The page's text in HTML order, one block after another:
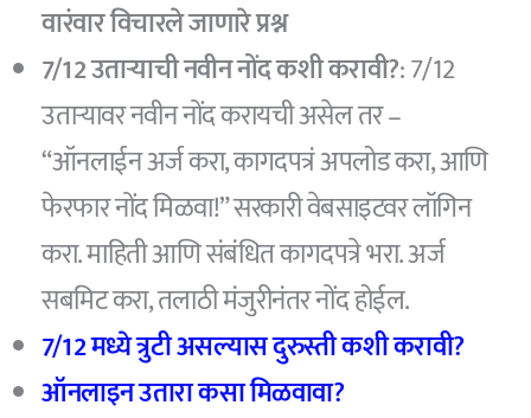
वारंवार विचारले जाणारे प्रश्न
7/12 उताऱ्याची नवीन नोंद कशी करावी?: 7/12
उताऱ्यावर नवीन नोंद करायची असेल तर –
“ऑनलाईन अर्ज करा, कागदपत्रं अपलोड करा, आणि
फेरफार नोंद मिळवा!” सरकारी वेबसाइटवर लॉगिन
करा. माहिती आणि संबंधित कागदपत्रे भरा. अर्ज
सबमिट करा, तलाठी मंजुरीनंतर नोंद होईल.
7/12 मध्ये त्रुटी असल्यास दुरुस्ती कशी करावी?
ऑनलाइन उतारा कसा मिळवावा?